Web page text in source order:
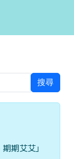
搜尋
期艾艾」